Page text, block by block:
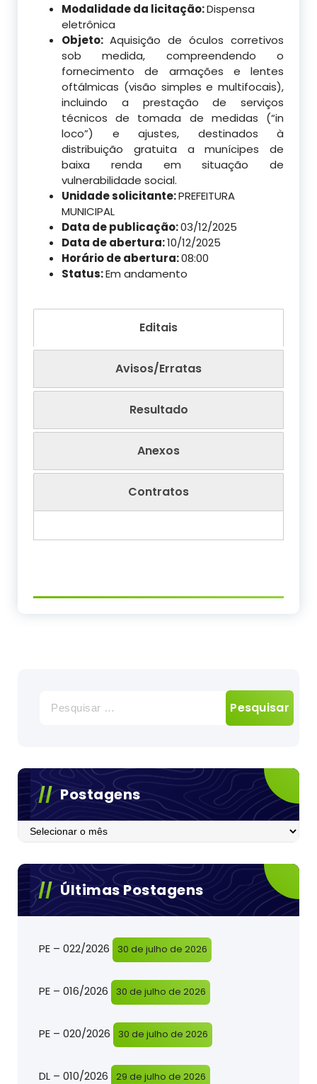
Modalidade da licitação:Dispensa
eletrônica
Objeto: Aquisição de óculos corretivos
sob medida, compreendendo o
fornecimento de armações e lentes
oftálmicas (visão simples e multifocais),
incluindo a prestação de serviços
técnicos de tomada de medidas (“in
loco”) e ajustes, destinados à
distribuição gratuita a munícipes de
baixa renda em situação de
vulnerabilidade social.
Unidade solicitante:PREFEITURA
MUNICIPAL
Data de publicação:03/12/2025
Data de abertura:10/12/2025
Horário de abertura:08:00
Status:Em andamento
Editais
Avisos/Erratas
Resultado
Anexos
Contratos
por:
Postagens
Postagens
Últimas Postagens
PE – 022/2026 30 de julho de 2026
PE – 016/2026 30 de julho de 2026
PE – 020/2026 30 de julho de 2026
DL – 010/2026 29 de julho de 2026